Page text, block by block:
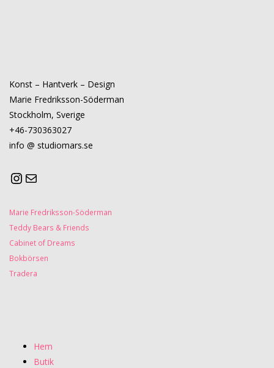
Konst – Hantverk – Design
Marie Fredriksson-Söderman
Stockholm, Sverige
+46-730363027
info @ studiomars.se
Marie Fredriksson-Söderman
Teddy Bears & Friends
Cabinet of Dreams
Bokbörsen
Tradera
Hem
Butik